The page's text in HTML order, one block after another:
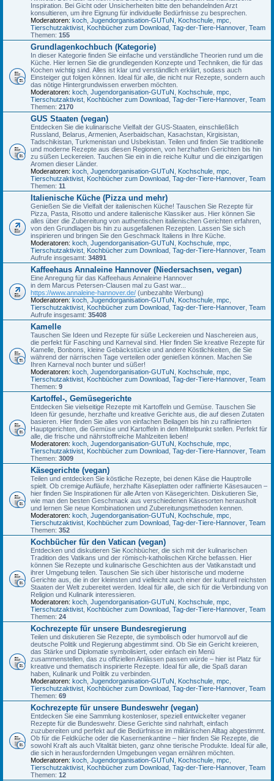
Inspiration. Bei Gicht oder Unsicherheiten bitte den behandelnden Arzt
konsultieren, um ihre Eignung für individuelle Bedürfnisse zu besprechen.
Moderatoren: koch Jugendorganisation-GUTuN Kochschule mpc
Tierschutzaktivist Kochbücher zum Download Tag-der-Tiere-Hannover Team
Themen: 155
Grundlagenkochbuch (Kategorie)
In dieser Kategorie finden Sie einfache und verständliche Theorien rund um die
Küche. Hier lernen Sie die grundlegenden Konzepte und Techniken, die für das
Kochen wichtig sind. Alles ist klar und verständlich erklärt, sodass auch
Einsteiger gut folgen können. Ideal für alle, die nicht nur Rezepte, sondern auch
das nötige Hintergrundwissen erwerben möchten.
Moderatoren: koch Jugendorganisation-GUTuN Kochschule mpc
Tierschutzaktivist Kochbücher zum Download Tag-der-Tiere-Hannover Team
Themen: 2170
GUS Staaten (vegan)
Entdecken Sie die kulinarische Vielfalt der GUS-Staaten, einschließlich
Russland, Belarus, Armenien, Aserbaidschan, Kasachstan, Kirgisistan,
Tadschikistan, Turkmenistan und Usbekistan. Teilen und finden Sie traditionelle
und moderne Rezepte aus diesen Regionen, von herzhaften Gerichten bis hin
zu süßen Leckereien. Tauchen Sie ein in die reiche Kultur und die einzigartigen
Aromen dieser Länder.
Moderatoren: koch Jugendorganisation-GUTuN Kochschule mpc
Tierschutzaktivist Kochbücher zum Download Tag-der-Tiere-Hannover Team
Themen: 11
Italienische Küche (Pizza und mehr)
Genießen Sie die Vielfalt der italienischen Küche! Tauschen Sie Rezepte für
Pizza, Pasta, Risotto und andere italienische Klassiker aus. Hier können Sie
alles über die Zubereitung von authentischen italienischen Gerichten erfahren,
von den Grundlagen bis hin zu ausgefallenen Rezepten. Lassen Sie sich
inspirieren und bringen Sie den Geschmack Italiens in Ihre Küche.
Moderatoren: koch Jugendorganisation-GUTuN Kochschule mpc
Tierschutzaktivist Kochbücher zum Download Tag-der-Tiere-Hannover Team
Aufrufe insgesamt: 34891
Kaffeehaus Annaleine Hannover (Niedersachsen, vegan)
Eine Anregung für das Kaffeehaus Annaleine Hannover
in dem Marcus Petersen-Clausen mal zu Gast war...
https://www.annaleine-hannover.de/ (unbezahlte Werbung)
Moderatoren: koch Jugendorganisation-GUTuN Kochschule mpc
Tierschutzaktivist Kochbücher zum Download Tag-der-Tiere-Hannover Team
Aufrufe insgesamt: 35408
Kamelle
Tauschen Sie Ideen und Rezepte für süße Leckereien und Naschereien aus,
die perfekt für Fasching und Karneval sind. Hier finden Sie kreative Rezepte für
Kamelle, Bonbons, kleine Gebäckstücke und andere Köstlichkeiten, die Sie
während der närrischen Tage verteilen oder genießen können. Machen Sie
Ihren Karneval noch bunter und süßer!
Moderatoren: koch Jugendorganisation-GUTuN Kochschule mpc
Tierschutzaktivist Kochbücher zum Download Tag-der-Tiere-Hannover Team
Themen: 9
Kartoffel-, Gemüsegerichte
Entdecken Sie vielseitige Rezepte mit Kartoffeln und Gemüse. Tauschen Sie
Ideen für gesunde, herzhafte und kreative Gerichte aus, die auf diesen Zutaten
basieren. Hier finden Sie alles von einfachen Beilagen bis hin zu raffinierten
Hauptgerichten, die Gemüse und Kartoffeln in den Mittelpunkt stellen. Perfekt für
alle, die frische und nährstoffreiche Mahlzeiten lieben!
Moderatoren: koch Jugendorganisation-GUTuN Kochschule mpc
Tierschutzaktivist Kochbücher zum Download Tag-der-Tiere-Hannover Team
Themen: 3009
Käsegerichte (vegan)
Teilen und entdecken Sie köstliche Rezepte, bei denen Käse die Hauptrolle
spielt. Ob cremige Aufläufe, herzhafte Käseplatten oder raffinierte Käsesaucen –
hier finden Sie Inspirationen für alle Arten von Käsegerichten. Diskutieren Sie,
wie man den besten Geschmack aus verschiedenen Käsesorten herausholt
und lernen Sie neue Kombinationen und Zubereitungsmethoden kennen.
Moderatoren: koch Jugendorganisation-GUTuN Kochschule mpc
Tierschutzaktivist Kochbücher zum Download Tag-der-Tiere-Hannover Team
Themen: 352
Kochbücher für den Vatican (vegan)
Entdecken und diskutieren Sie Kochbücher, die sich mit der kulinarischen
Tradition des Vatikans und der römisch-katholischen Kirche befassen. Hier
können Sie Rezepte und kulinarische Geschichten aus der Vatikanstadt und
ihrer Umgebung teilen. Tauschen Sie sich über historische und moderne
Gerichte aus, die in der kleinsten und vielleicht auch einer der kulturell reichsten
Staaten der Welt zubereitet werden. Ideal für alle, die sich für die Verbindung von
Religion und Kulinarik interessieren.
Moderatoren: koch Jugendorganisation-GUTuN Kochschule mpc
Tierschutzaktivist Kochbücher zum Download Tag-der-Tiere-Hannover Team
Themen: 24
Kochrezepte für unsere Bundesregierung
Teilen und diskutieren Sie Rezepte, die symbolisch oder humorvoll auf die
deutsche Politik und Regierung abgestimmt sind. Ob Sie ein Gericht kreieren,
das Stärke und Diplomatie symbolisiert, oder einfach ein Menü
zusammenstellen, das zu offiziellen Anlässen passen würde – hier ist Platz für
kreative und thematisch inspirierte Rezepte. Ideal für alle, die Spaß daran
haben, Kulinarik und Politik zu verbinden.
Moderatoren: koch Jugendorganisation-GUTuN Kochschule mpc
Tierschutzaktivist Kochbücher zum Download Tag-der-Tiere-Hannover Team
Themen: 69
Kochrezepte für unsere Bundeswehr (vegan)
Entdecken Sie eine Sammlung kostenloser, speziell entwickelter veganer
Rezepte für die Bundeswehr. Diese Gerichte sind nahrhaft, einfach
zuzubereiten und perfekt auf die Bedürfnisse im militärischen Alltag abgestimmt.
Ob für die Feldküche oder die Kasernenkantine – hier finden Sie Rezepte, die
sowohl Kraft als auch Vitalität bieten, ganz ohne tierische Produkte. Ideal für alle,
die sich in herausfordernden Umgebungen vegan ernähren möchten.
Moderatoren: koch Jugendorganisation-GUTuN Kochschule mpc
Tierschutzaktivist Kochbücher zum Download Tag-der-Tiere-Hannover Team
Themen: 12